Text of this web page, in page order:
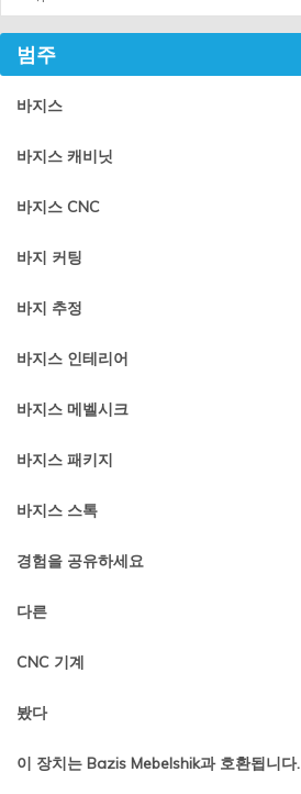
범주
바지스
바지스 캐비닛
바지스 CNC
바지 커팅
바지 추정
바지스 인테리어
바지스 메벨시크
바지스 패키지
바지스 스톡
경험을 공유하세요
다른
CNC 기계
봤다
이 장치는 Bazis Mebelshik과 호환됩니다.